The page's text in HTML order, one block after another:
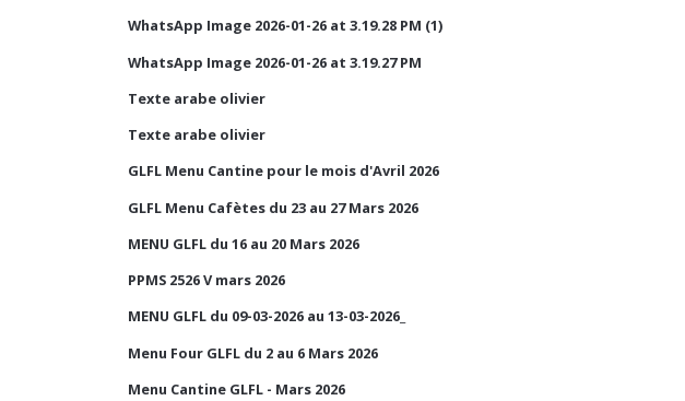
WhatsApp Image 2026-01-26 at 3.19.28 PM (1)
WhatsApp Image 2026-01-26 at 3.19.27 PM
Texte arabe olivier
Texte arabe olivier
GLFL Menu Cantine pour le mois d'Avril 2026
GLFL Menu Cafètes du 23 au 27 Mars 2026
MENU GLFL du 16 au 20 Mars 2026
PPMS 2526 V mars 2026
MENU GLFL du 09-03-2026 au 13-03-2026_
Menu Four GLFL du 2 au 6 Mars 2026
Menu Cantine GLFL - Mars 2026